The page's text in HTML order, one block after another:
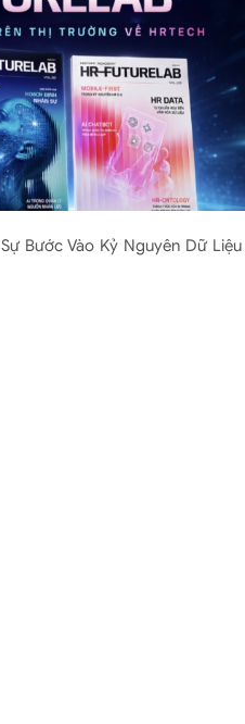
Bước Vào Kỷ Nguyên Dữ Liệu